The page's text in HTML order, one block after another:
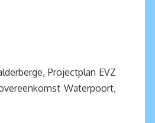
Projectplan EVZ
Waterpoort,